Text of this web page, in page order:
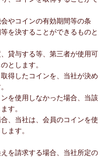
やコインの有効期間等の条
を決することができるものと
貸与する等、第三者が使用可
とします。
得したコインを、当社が決め
を使用しなかった場合、当該
す。
、当社は、会員のコインを使
ます。
を請求する場合、当社所定の